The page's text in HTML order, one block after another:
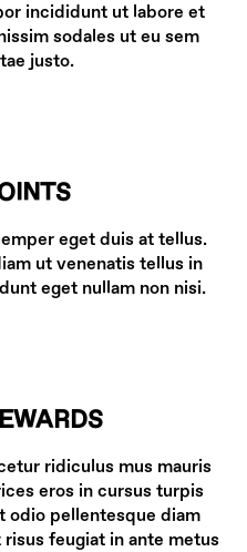
incididunt ut labore et
sodales ut eu sem
justo.
eget duis at tellus.
ut venenatis tellus in
eget nullam non nisi.
ridiculus mus mauris
eros in cursus turpis
odio pellentesque diam
feugiat in ante metus